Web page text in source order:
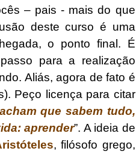
– pais - mais do que
deste curso é uma
o ponto final. É
para a realização
Aliás, agora de fato é
Peço licença para citar
que sabem tudo,
aprender”. A ideia de
, filósofo grego,